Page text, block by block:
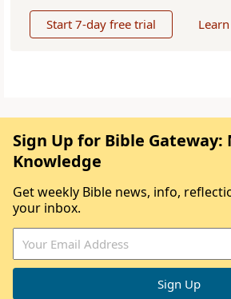
Start 7-day free trial
Sign Up for Bible Gateway:
Knowledge
Get weekly Bible news, info,
your inbox.